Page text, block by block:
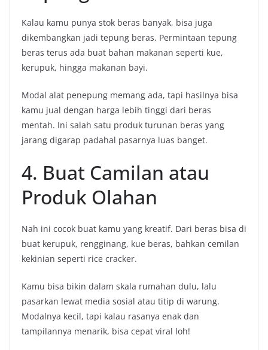
Kalau kamu punya stok beras banyak, bisa juga
dikembangkan jadi tepung beras. Permintaan tepung
beras terus ada buat bahan makanan seperti kue,
kerupuk, hingga makanan bayi.
Modal alat penepung memang ada, tapi hasilnya bisa
kamu jual dengan harga lebih tinggi dari beras
mentah. Ini salah satu produk turunan beras yang
jarang digarap padahal pasarnya luas banget.
4. Buat Camilan atau
Produk Olahan
Nah ini cocok buat kamu yang kreatif. Dari beras bisa di
buat kerupuk, rengginang, kue beras, bahkan cemilan
kekinian seperti rice cracker.
Kamu bisa bikin dalam skala rumahan dulu, lalu
pasarkan lewat media sosial atau titip di warung.
Modalnya kecil, tapi kalau rasanya enak dan
tampilannya menarik, bisa cepat viral loh!